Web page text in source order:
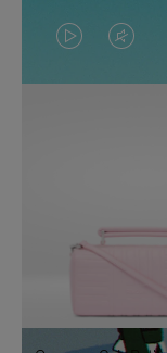
LA
VIDÉO
PAUSE,
SUR
LE